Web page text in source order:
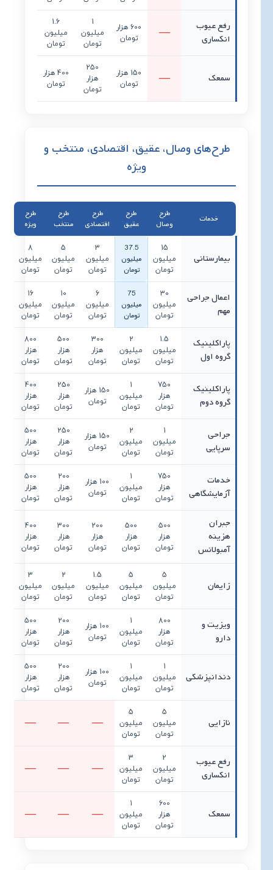
رفع عیوب
انکساری
600 هزار
تومان
1
میلیون
تومان
1.6
میلیون
تومان
سمعک
150 هزار
تومان
250
هزار
تومان
400 هزار
تومان
طرح‌های وصال، عقیق، اقتصادی، منتخب و
ویژه
خدمات
طرح
وصال
طرح
عقیق
طرح
اقتصادی
طرح
منتخب
طرح
ویژه
بیمارستانی
15
میلیون
تومان
37.5
میلیون
تومان
3
میلیون
تومان
5
میلیون
تومان
8
میلیون
تومان
اعمال جراحی
مهم
30
میلیون
تومان
75
میلیون
تومان
6
میلیون
تومان
10
میلیون
تومان
16
میلیون
تومان
پاراکلینیک
گروه اول
1.5
میلیون
تومان
2
میلیون
تومان
300
هزار
تومان
500
هزار
تومان
800
هزار
تومان
پاراکلینیک
گروه دوم
750
هزار
تومان
1
میلیون
تومان
150 هزار
تومان
250
هزار
تومان
400
هزار
تومان
جراحی
سرپایی
1
میلیون
تومان
2
میلیون
تومان
150 هزار
تومان
250
هزار
تومان
500
هزار
تومان
خدمات
آزمایشگاهی
750
هزار
تومان
1
میلیون
تومان
100 هزار
تومان
200
هزار
تومان
500
هزار
تومان
جبران
هزینه
آمبولانس
500
هزار
تومان
500
هزار
تومان
200
هزار
تومان
300
هزار
تومان
400
هزار
تومان
زایمان
5
میلیون
تومان
5
میلیون
تومان
1.5
میلیون
تومان
2
میلیون
تومان
3
میلیون
تومان
ویزیت و
دارو
800
هزار
تومان
1
میلیون
تومان
100 هزار
تومان
200
هزار
تومان
500
هزار
تومان
دندانپزشکی
1
میلیون
تومان
1
میلیون
تومان
100 هزار
تومان
200
هزار
تومان
500
هزار
تومان
نازایی
5
میلیون
تومان
5
میلیون
تومان
رفع عیوب
انکساری
2
میلیون
تومان
3
میلیون
تومان
سمعک
600
هزار
تومان
1
میلیون
تومان